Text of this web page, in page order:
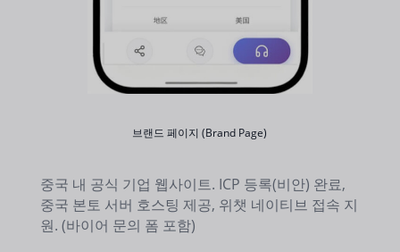
브랜드 페이지 (Brand Page)
중국 내 공식 기업 웹사이트. ICP 등록(비안) 완료,
중국 본토 서버 호스팅 제공, 위챗 네이티브 접속 지
원. (바이어 문의 폼 포함)